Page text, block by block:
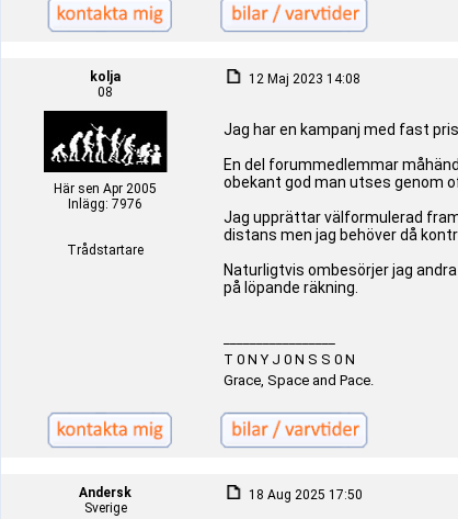
kolja
08
Här sen Apr 2005
Inlägg: 7976
Trådstartare
12 Maj 2023 14:08
Jag har en kampanj med fast
En del forummedlemmar
obekant god man utses genom
Jag upprättar välformulerad
distans men jag behöver då
Naturligtvis ombesörjer jag
på löpande räkning.
T 0 N Y J 0 N S S 0 N
Grace, Space and Pace.
Andersk
Sverige
18 Aug 2025 17:50